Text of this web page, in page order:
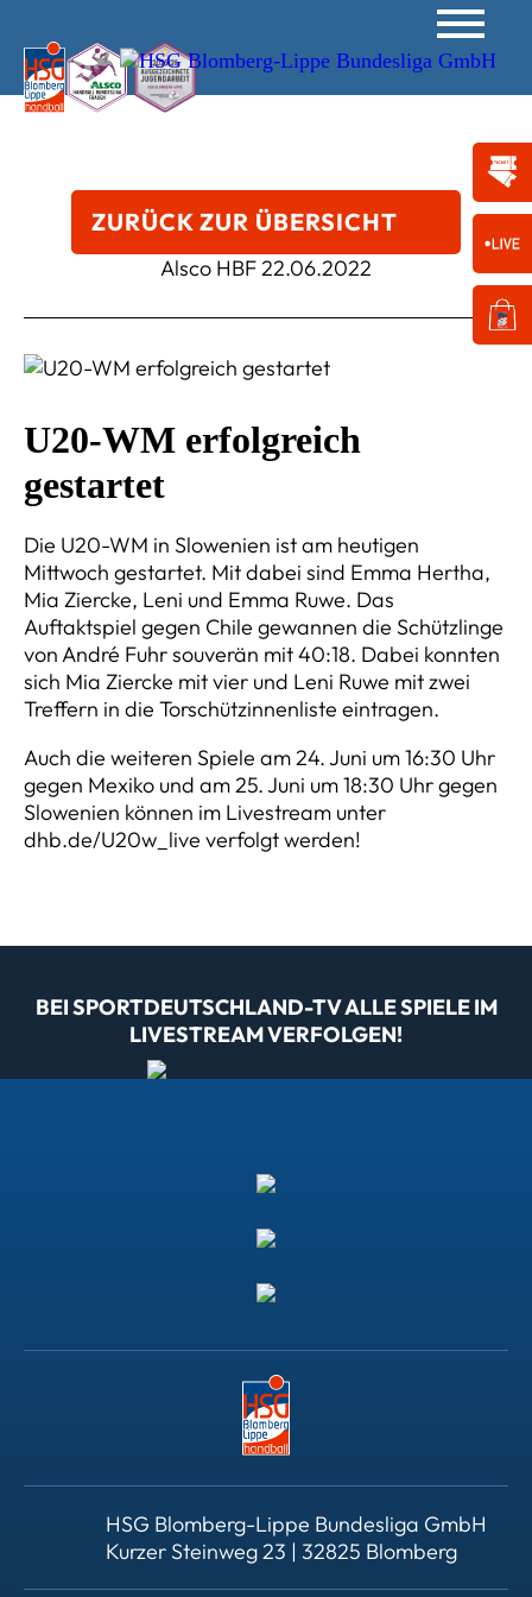
ZURÜCK ZUR ÜBERSICHT
Alsco HBF22.06.2022
U20-WM erfolgreich
gestartet
Die U20-WM in Slowenien ist am heutigen
Mittwoch gestartet. Mit dabei sind Emma Hertha,
Mia Ziercke, Leni und Emma Ruwe. Das
Auftaktspiel gegen Chile gewannen die Schützlinge
von André Fuhr souverän mit 40:18. Dabei konnten
sich Mia Ziercke mit vier und Leni Ruwe mit zwei
Treffern in die Torschützinnenliste eintragen.
Auch die weiteren Spiele am 24. Juni um 16:30 Uhr
gegen Mexiko und am 25. Juni um 18:30 Uhr gegen
Slowenien können im Livestream unter
dhb.de/U20w_live verfolgt werden!
BEI SPORTDEUTSCHLAND-TV ALLE SPIELE IM
LIVESTREAM VERFOLGEN!
HSG Blomberg-Lippe Bundesliga GmbH
Kurzer Steinweg 23 | 32825 Blomberg